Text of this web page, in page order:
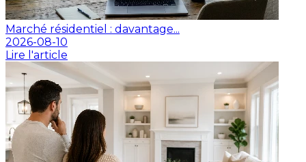
Marché résidentiel : davantage...
2026-08-10
Lire l'article